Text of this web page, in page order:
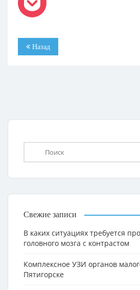
Назад
Свежие записи
В каких ситуациях требуется
головного мозга с контрастом
Комплексное УЗИ органов
Пятигорске